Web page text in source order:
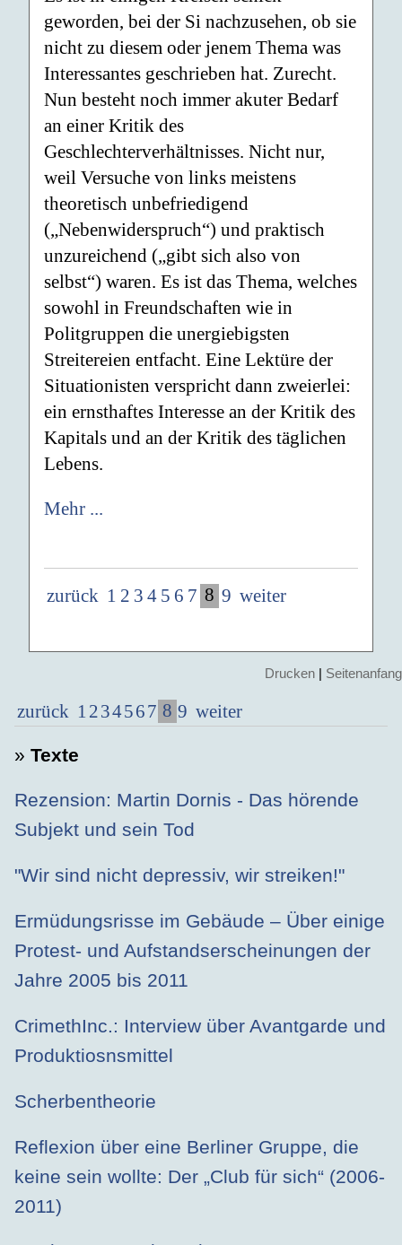
geworden, bei der Si nachzusehen, ob sie
nicht zu diesem oder jenem Thema was
Interessantes geschrieben hat. Zurecht.
Nun besteht noch immer akuter Bedarf
an einer Kritik des
Geschlechterverhältnisses. Nicht nur,
weil Versuche von links meistens
theoretisch unbefriedigend
(„Nebenwiderspruch“) und praktisch
unzureichend („gibt sich also von
selbst“) waren. Es ist das Thema, welches
sowohl in Freundschaften wie in
Politgruppen die unergiebigsten
Streitereien entfacht. Eine Lektüre der
Situationisten verspricht dann zweierlei:
ein ernsthaftes Interesse an der Kritik des
Kapitals und an der Kritik des täglichen
Lebens.
Mehr ...
zurück 1 2 3 4 5 6 7 8 9 weiter
Drucken | Seitenanfang
zurück 1 234567 8 9 weiter
» Texte
Rezension: Martin Dornis - Das hörende
Subjekt und sein Tod
"Wir sind nicht depressiv, wir streiken!"
Ermüdungsrisse im Gebäude – Über einige
Protest- und Aufstandserscheinungen der
Jahre 2005 bis 2011
CrimethInc.: Interview über Avantgarde und
Produktiosnsmittel
Scherbentheorie
Reflexion über eine Berliner Gruppe, die
keine sein wollte: Der „Club für sich“ (2006-
2011)